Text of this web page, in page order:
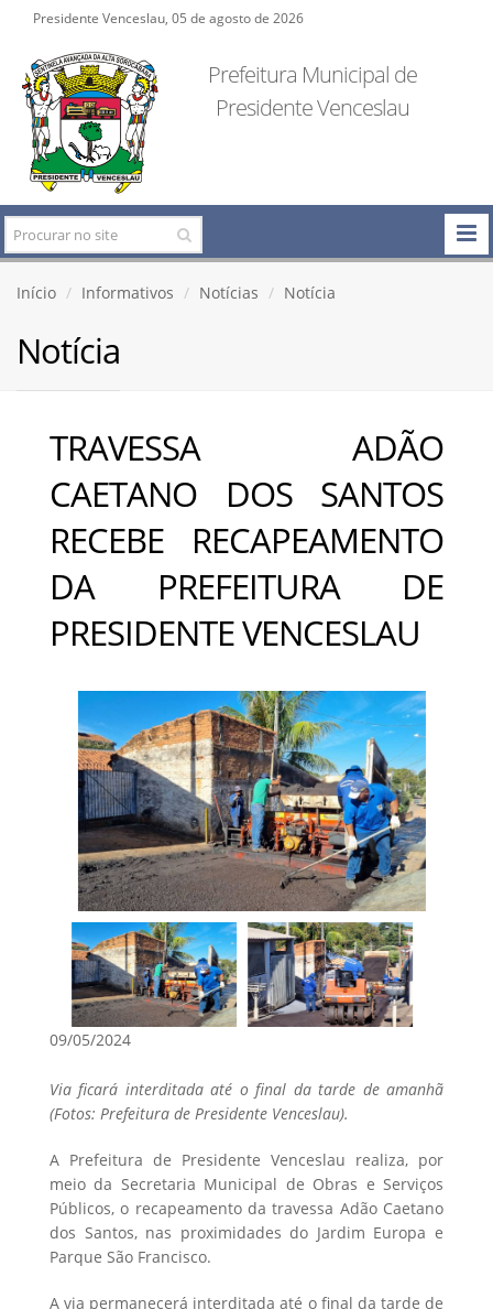
Presidente Venceslau, 05 de agosto de 2026
Prefeitura Municipal de
Presidente Venceslau
Início Informativos Notícias Notícia
Notícia
TRAVESSA ADÃO
CAETANO DOS SANTOS
RECEBE RECAPEAMENTO
DA PREFEITURA DE
PRESIDENTE VENCESLAU
09/05/2024
Via ficará interditada até o final da tarde de amanhã
(Fotos: Prefeitura de Presidente Venceslau).
A Prefeitura de Presidente Venceslau realiza, por
meio da Secretaria Municipal de Obras e Serviços
Públicos, o recapeamento da travessa Adão Caetano
dos Santos, nas proximidades do Jardim Europa e
Parque São Francisco.
A via permanecerá interditada até o final da tarde de